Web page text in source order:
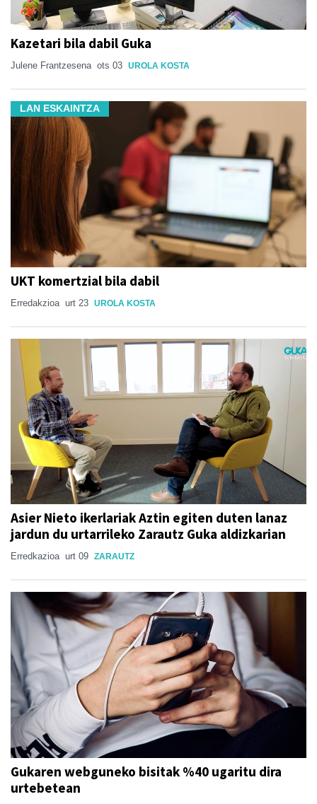
Kazetari bila dabil Guka
Julene Frantzesena ots 03 UROLA KOSTA
LAN ESKAINTZA
UKT komertzial bila dabil
Erredakzioa urt 23 UROLA KOSTA
Asier Nieto ikerlariak Aztin egiten duten lanaz
jardun du urtarrileko Zarautz Guka aldizkarian
Erredkazioa urt 09 ZARAUTZ
Gukaren webguneko bisitak %40 ugaritu dira
urtebetean